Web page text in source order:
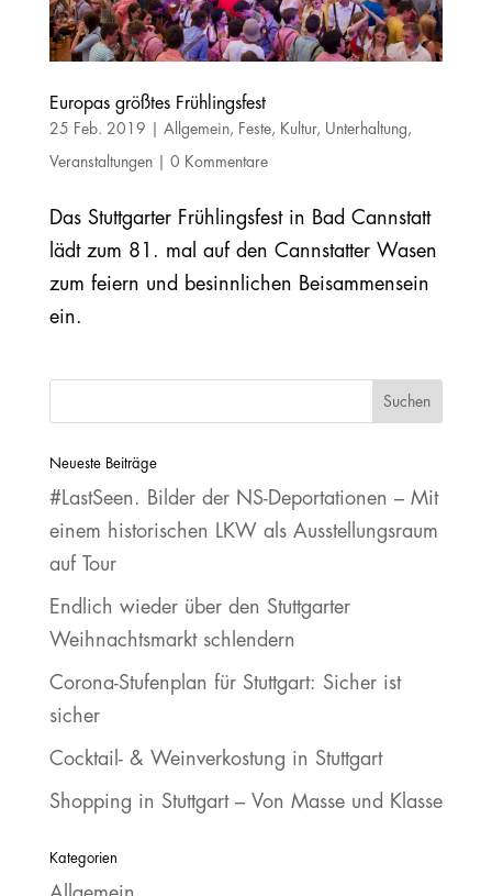
Europas größtes Frühlingsfest
25 Feb. 2019 Allgemein, Feste, Kultur, Unterhaltung ,
Veranstaltungen| 0 Kommentare
Das Stuttgarter Frühlingsfest in Bad Cannstatt
lädt zum 81. mal auf den Cannstatter Wasen
zum feiern und besinnlichen Beisammensein
ein.
Neueste Beiträge
#LastSeen. Bilder der NS‐Deportationen – Mit
einem historischen LKW als Ausstellungsraum
auf Tour
Endlich wieder über den Stuttgarter
Weihnachtsmarkt schlendern
Corona-Stufenplan für Stuttgart: Sicher ist
sicher
Cocktail- & Weinverkostung in Stuttgart
Shopping in Stuttgart – Von Masse und Klasse
Kategorien